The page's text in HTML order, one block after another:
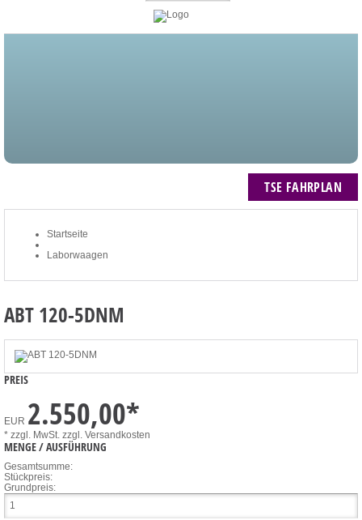
TSE FAHRPLAN
Startseite
Laborwaagen
ABT 120-5DNM
PREIS
EUR 2.550,00*
* zzgl. MwSt. zzgl. Versandkosten
MENGE / AUSFÜHRUNG
Gesamtsumme:
Stückpreis:
Grundpreis: